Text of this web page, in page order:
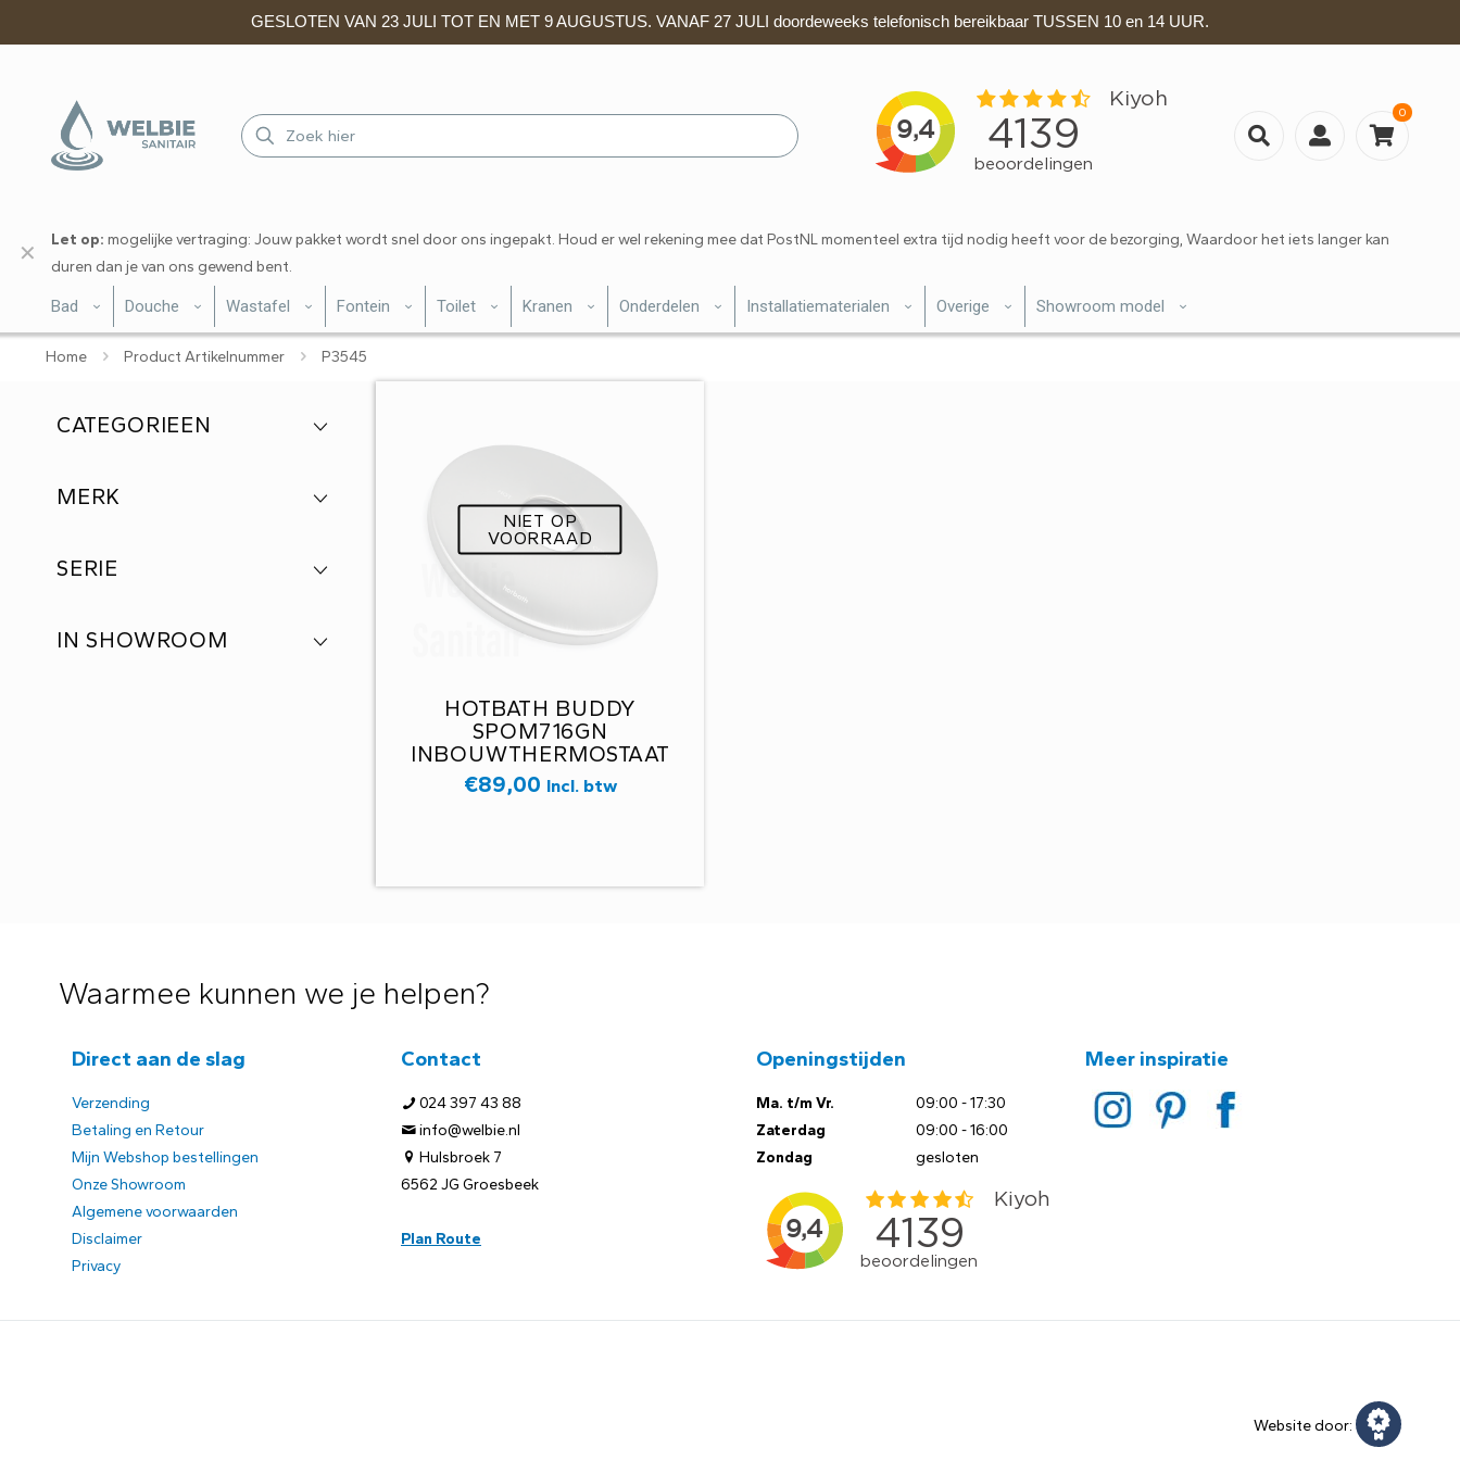
GESLOTEN VAN 23 JULI TOT EN MET 9 AUGUSTUS. VANAF 27 JULI doordeweeks telefonisch bereikbaar TUSSEN 10 en 14 UUR.
0
Let op: mogelijke vertraging: Jouw pakket wordt snel door ons ingepakt. Houd er wel rekening mee dat PostNL momenteel extra tijd nodig heeft voor de bezorging, Waardoor het iets langer kan
duren dan je van ons gewend bent.
✕
Bad Douche Wastafel Fontein Toilet Kranen Onderdelen Installatiematerialen Overige Showroom model
Home Product Artikelnummer P3545
NIET OP
VOORRAAD
HOTBATH BUDDY
SPOM716GN
INBOUWTHERMOSTAAT
ROZET GEBORSTELD NIKKEL
€89,00 Incl. btw
CATEGORIEEN
MERK
SERIE
IN SHOWROOM
Waarmee kunnen we je helpen?
Direct aan de slag
Verzending
Betaling en Retour
Mijn Webshop bestellingen
Onze Showroom
Algemene voorwaarden
Disclaimer
Privacy
Contact
024 397 43 88
info@welbie.nl
Hulsbroek 7
6562 JG Groesbeek
Plan Route
Openingstijden
Ma. t/m Vr.
Zaterdag
Zondag
09:00 - 17:30
09:00 - 16:00
gesloten
Meer inspiratie
Website door: